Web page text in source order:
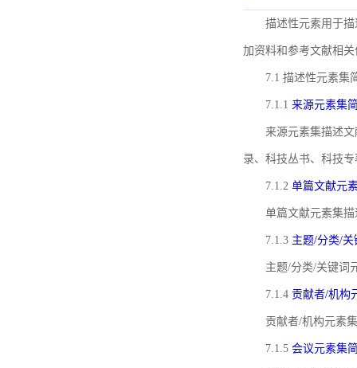
描述性元素用于
加资料和参考文献相
7.1 描述性元素集
7.1.1 来源元素集
来源元素集描述
录、科技丛书、科技
7.1.2 单篇文献元
单篇文献元素集
7.1.3 主题/分类/
主题/分类/关键词
7.1.4 贡献者/机构
贡献者/机构元素
7.1.5 会议元素集